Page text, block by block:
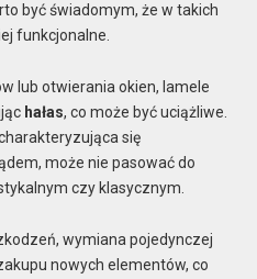
być świadomym, że w takich
funkcjonalne.
lub otwierania okien, lamele
hałas, co może być uciążliwe.
się
może nie pasować do
czy klasycznym.
wymiana pojedynczej
nowych elementów, co